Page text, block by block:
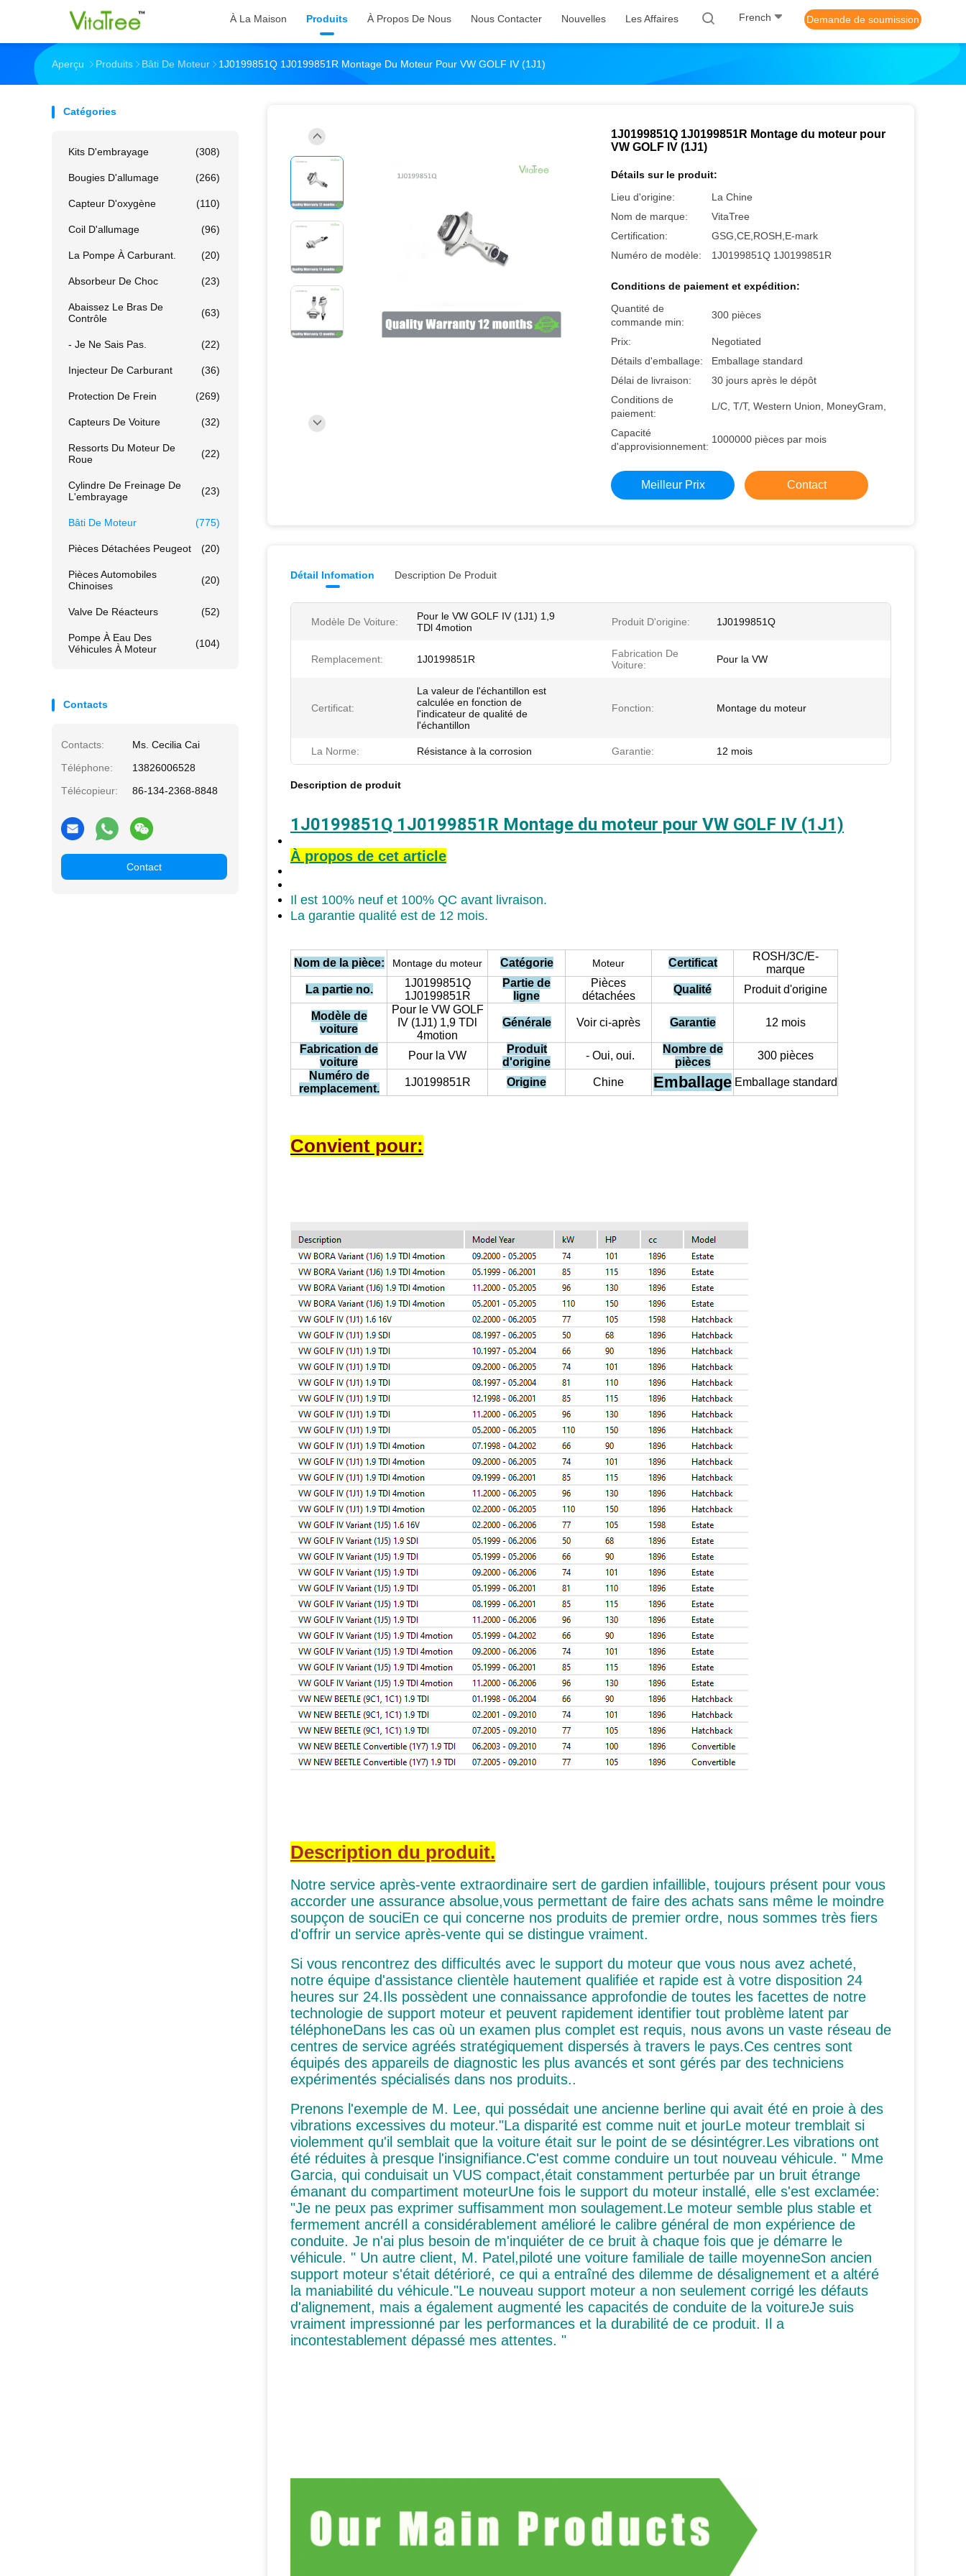
À La Maison Produits À Propos De Nous Nous Contacter Nouvelles Les Affaires French Demande de soumission
Aperçu Produits Bâti De Moteur 1J0199851Q 1J0199851R Montage Du Moteur Pour VW GOLF IV (1J1)
Catégories
Kits D'embrayage (308)
Bougies D'allumage (266)
Capteur D'oxygène (110)
Coil D'allumage (96)
La Pompe À Carburant. (20)
Absorbeur De Choc (23)
Abaissez Le Bras De
Contrôle
(63)
- Je Ne Sais Pas. (22)
Injecteur De Carburant (36)
Protection De Frein (269)
Capteurs De Voiture (32)
Ressorts Du Moteur De
Roue
(22)
Cylindre De Freinage De
L'embrayage
(23)
Bâti De Moteur (775)
Pièces Détachées Peugeot (20)
Pièces Automobiles
Chinoises
(20)
Valve De Réacteurs (52)
Pompe À Eau Des
Véhicules À Moteur
(104)
Contacts
Contacts:
Ms. Cecilia Cai
Téléphone:
13826006528
Télécopieur:
86-134-2368-8848
Contact
1J0199851Q 1J0199851R Montage du moteur pour
VW GOLF IV (1J1)
Détails sur le produit:
Lieu d'origine:
La Chine
Nom de marque:
VitaTree
Certification:
GSG,CE,ROSH,E-mark
Numéro de modèle:
1J0199851Q 1J0199851R
Conditions de paiement et expédition:
Quantité de
commande min:
300 pièces
Prix:
Negotiated
Détails d'emballage:
Emballage standard
Délai de livraison:
30 jours après le dépôt
Conditions de
paiement:
L/C, T/T, Western Union, MoneyGram,
Capacité
d'approvisionnement:
1000000 pièces par mois
Meilleur Prix Contact
Détail Infomation Description De Produit
Modèle De Voiture:
Pour le VW GOLF IV (1J1) 1,9
TDl 4motion
Produit D'origine: 1J0199851Q
Remplacement: 1J0199851R
Fabrication De
Voiture:
Pour la VW
Certificat:
La valeur de l'échantillon est
calculée en fonction de
l'indicateur de qualité de
l'échantillon
Fonction: Montage du moteur
La Norme: Résistance à la corrosion Garantie: 12 mois
Description de produit
1J0199851Q 1J0199851R Montage du moteur pour VW GOLF IV (1J1)
À propos de cet article
Il est 100% neuf et 100% QC avant livraison.
La garantie qualité est de 12 mois.
Nom de la pièce: Montage du moteur Catégorie Moteur Certificat
ROSH/3C/E-
marque
La partie no.
1J0199851Q
1J0199851R
Partie de
ligne
Pièces
détachées
Qualité Produit d'origine
Modèle de
voiture
Pour le VW GOLF
IV (1J1) 1,9 TDl
4motion
Générale Voir ci-après Garantie 12 mois
Fabrication de
voiture
Pour la VW
Produit
d'origine
- Oui, oui.
Nombre de
pièces
300 pièces
Numéro de
remplacement.
1J0199851R Origine Chine Emballage Emballage standard
Convient pour:
Description du produit.
Notre service après-vente extraordinaire sert de gardien infaillible, toujours présent pour vous
accorder une assurance absolue,vous permettant de faire des achats sans même le moindre
soupçon de souciEn ce qui concerne nos produits de premier ordre, nous sommes très fiers
d'offrir un service après-vente qui se distingue vraiment.
Si vous rencontrez des difficultés avec le support du moteur que vous nous avez acheté,
notre équipe d'assistance clientèle hautement qualifiée et rapide est à votre disposition 24
heures sur 24.Ils possèdent une connaissance approfondie de toutes les facettes de notre
technologie de support moteur et peuvent rapidement identifier tout problème latent par
téléphoneDans les cas où un examen plus complet est requis, nous avons un vaste réseau de
centres de service agréés stratégiquement dispersés à travers le pays.Ces centres sont
équipés des appareils de diagnostic les plus avancés et sont gérés par des techniciens
expérimentés spécialisés dans nos produits..
Prenons l'exemple de M. Lee, qui possédait une ancienne berline qui avait été en proie à des
vibrations excessives du moteur."La disparité est comme nuit et jourLe moteur tremblait si
violemment qu'il semblait que la voiture était sur le point de se désintégrer.Les vibrations ont
été réduites à presque l'insignifiance.C'est comme conduire un tout nouveau véhicule. " Mme
Garcia, qui conduisait un VUS compact,était constamment perturbée par un bruit étrange
émanant du compartiment moteurUne fois le support du moteur installé, elle s'est exclamée:
"Je ne peux pas exprimer suffisamment mon soulagement.Le moteur semble plus stable et
fermement ancréIl a considérablement amélioré le calibre général de mon expérience de
conduite. Je n'ai plus besoin de m'inquiéter de ce bruit à chaque fois que je démarre le
véhicule. " Un autre client, M. Patel,piloté une voiture familiale de taille moyenneSon ancien
support moteur s'était détérioré, ce qui a entraîné des dilemme de désalignement et a altéré
la maniabilité du véhicule."Le nouveau support moteur a non seulement corrigé les défauts
d'alignement, mais a également augmenté les capacités de conduite de la voitureJe suis
vraiment impressionné par les performances et la durabilité de ce produit. Il a
incontestablement dépassé mes attentes. "